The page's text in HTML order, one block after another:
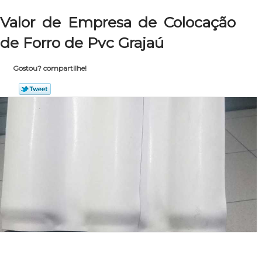
Valor de Empresa de Colocação
de Forro de Pvc Grajaú
Gostou? compartilhe!